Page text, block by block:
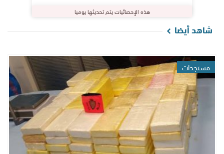
هذه الإحصائيات يتم تحديثها يوميا
شاهد أيضا
مستجدات